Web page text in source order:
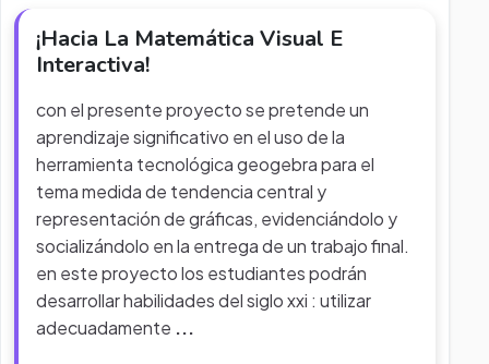
¡Hacia La Matemática Visual E
Interactiva!
con el presente proyecto se pretende un
aprendizaje significativo en el uso de la
herramienta tecnológica geogebra para el
tema medida de tendencia central y
representación de gráficas, evidenciándolo y
socializándolo en la entrega de un trabajo final.
en este proyecto los estudiantes podrán
desarrollar habilidades del siglo xxi : utilizar
adecuadamente ...